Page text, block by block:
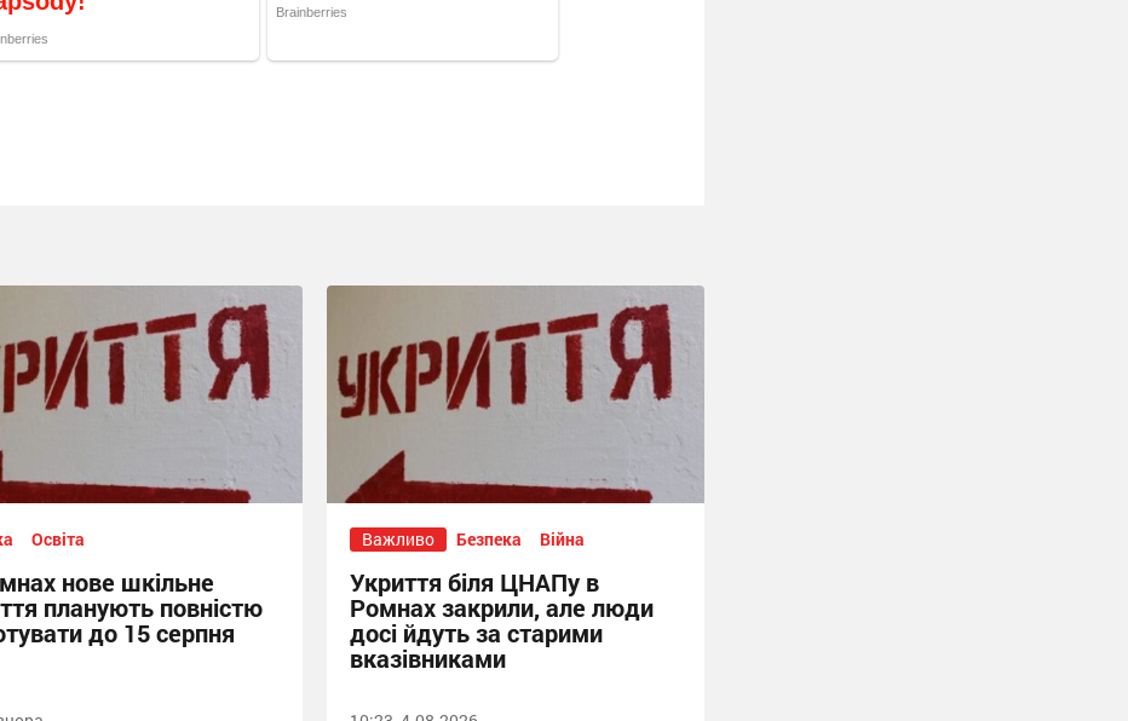
Освіта
нове шкільне
планують повністю
до 15 серпня
Важливо Безпека Війна
Укриття біля ЦНАПу в
Ромнах закрили, але люди
досі йдуть за старими
вказівниками